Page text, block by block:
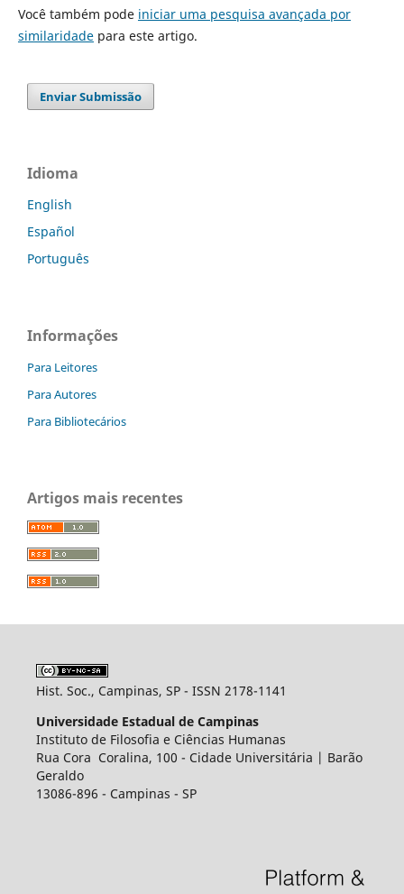
Você também pode iniciar uma pesquisa avançada por
similaridadepara este artigo.
Enviar Submissão
Idioma
English
Español
Português
Informações
Para Leitores
Para Autores
Para Bibliotecários
Artigos mais recentes
Hist. Soc., Campinas, SP - ISSN 2178-1141
Universidade Estadual de Campinas
Instituto de Filosofia e Ciências Humanas
Rua Cora Coralina, 100 - Cidade Universitária | Barão
Geraldo
13086-896 - Campinas - SP